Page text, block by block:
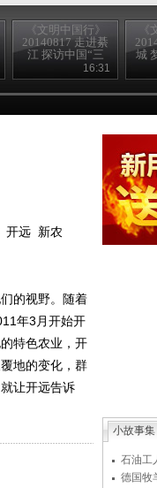
《文明中国行》
20140817 走进綦
江 探访中国“三
养”名域 第四集
16:31
《
城
开远 新农
的视野。随着
年3月开始开
特色农业，开
地的变化，群
让开远告诉
小故事集
石油工
德国牧